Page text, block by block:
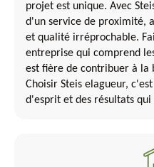
projet est unique. Avec
d'un service de proximité,
et qualité irréprochable.
entreprise qui comprend
est fière de contribuer à la
Choisir Steis elagueur,
d'esprit et des résultats